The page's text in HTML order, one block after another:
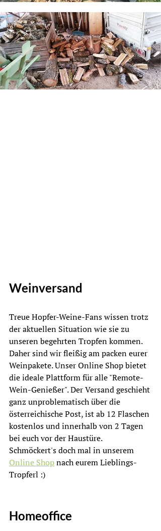
Weinversand
Treue Hopfer-Weine-Fans wissen trotz
der aktuellen Situation wie sie zu
unseren begehrten Tropfen kommen.
Daher sind wir fleißig am packen eurer
Weinpakete. Unser Online Shop bietet
die ideale Plattform für alle "Remote-
Wein-Genießer". Der Versand geschieht
ganz unproblematisch über die
österreichische Post, ist ab 12 Flaschen
kostenlos und innerhalb von 2 Tagen
bei euch vor der Haustüre.
Schmöckert's doch mal in unserem
Online Shop nach eurem Lieblings-
Tropferl :)
Homeoffice